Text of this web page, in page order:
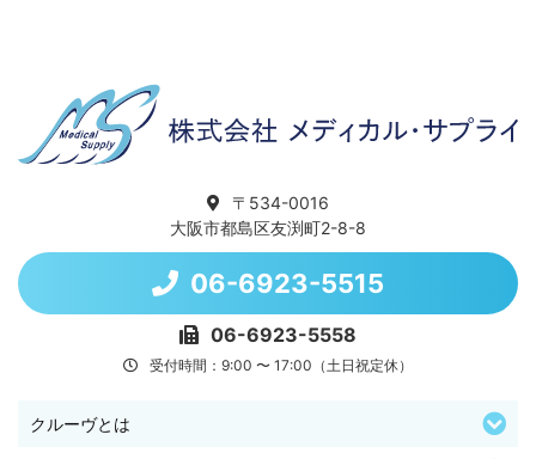
〒534-0016
大阪市都島区友渕町2-8-8
06-6923-5515
06-6923-5558
受付時間：9:00 〜 17:00（土日祝定休）
クルーヴとは